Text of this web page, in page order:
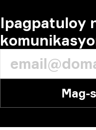
Ipagpatuloy
Mag-